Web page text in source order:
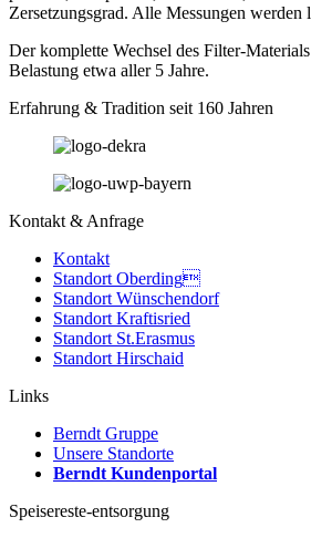
Zersetzungsgrad. Alle Messungen
Der komplette Wechsel des Filter-
Belastung etwa aller 5 Jahre.
Erfahrung & Tradition seit 160 Jahren
Kontakt & Anfrage
Kontakt
Standort Oberding
Standort Wünschendorf
Standort Kraftisried
Standort St.Erasmus
Standort Hirschaid
Links
Berndt Gruppe
Unsere Standorte
Berndt Kundenportal
Speisereste-entsorgung